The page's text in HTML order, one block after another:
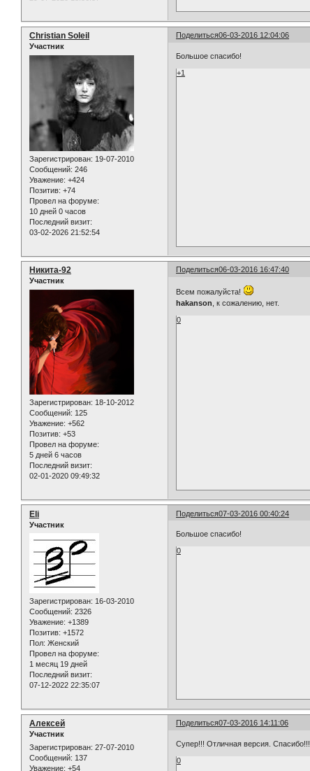
Поделиться06-03-2016 12:04:06
Christian Soleil
Участник
Зарегистрирован: 19-07-2010
Сообщений: 246
Уважение: +424
Позитив: +74
Провел на форуме:
10 дней 0 часов
Последний визит:
03-02-2026 21:52:54
Большое спасибо!
+1
Поделиться06-03-2016 16:47:40
Никита-92
Участник
Зарегистрирован: 18-10-2012
Сообщений: 125
Уважение: +562
Позитив: +53
Провел на форуме:
5 дней 6 часов
Последний визит:
02-01-2020 09:49:32
Всем пожалуйста!
hakanson , к сожалению, нет.
0
Поделиться07-03-2016 00:40:24
Eli
Участник
Зарегистрирован: 16-03-2010
Сообщений: 2326
Уважение: +1389
Позитив: +1572
Пол: Женский
Провел на форуме:
1 месяц 19 дней
Последний визит:
07-12-2022 22:35:07
Большое спасибо!
0
Поделиться07-03-2016 14:11:06
Алексей
Участник
Зарегистрирован: 27-07-2010
Сообщений: 137
Уважение: +54
Супер!!! Отличная версия. Спасибо!!!
0